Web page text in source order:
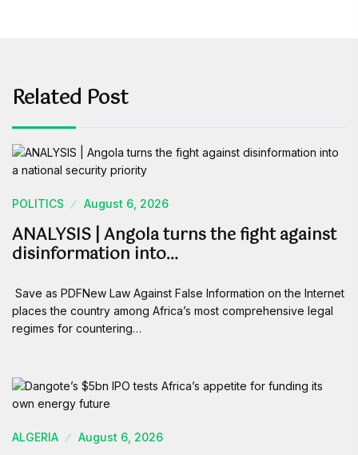
Related Post
POLITICS August 6, 2026
ANALYSIS | Angola turns the fight against
disinformation into…
Save as PDFNew Law Against False Information on the Internet
places the country among Africa’s most comprehensive legal
regimes for countering…
ALGERIA August 6, 2026